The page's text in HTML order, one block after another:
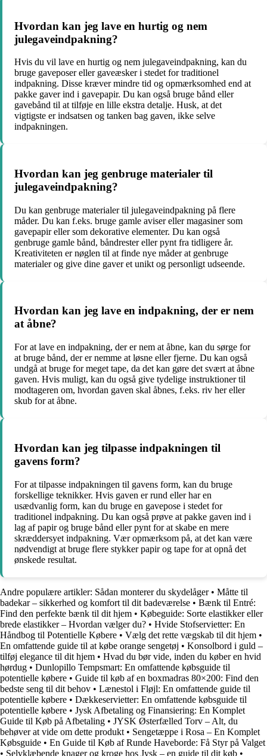
Hvordan kan jeg lave en hurtig og nem
julegaveindpakning?
Hvis du vil lave en hurtig og nem julegaveindpakning, kan du
bruge gaveposer eller gaveæsker i stedet for traditionel
indpakning. Disse kræver mindre tid og opmærksomhed end at
pakke gaver ind i gavepapir. Du kan også bruge bånd eller
gavebånd til at tilføje en lille ekstra detalje. Husk, at det
vigtigste er indsatsen og tanken bag gaven, ikke selve
indpakningen.
Hvordan kan jeg genbruge materialer til
julegaveindpakning?
Du kan genbruge materialer til julegaveindpakning på flere
måder. Du kan f.eks. bruge gamle aviser eller magasiner som
gavepapir eller som dekorative elementer. Du kan også
genbruge gamle bånd, båndrester eller pynt fra tidligere år.
Kreativiteten er nøglen til at finde nye måder at genbruge
materialer og give dine gaver et unikt og personligt udseende.
Hvordan kan jeg lave en indpakning, der er nem
at åbne?
For at lave en indpakning, der er nem at åbne, kan du sørge for
at bruge bånd, der er nemme at løsne eller fjerne. Du kan også
undgå at bruge for meget tape, da det kan gøre det svært at åbne
gaven. Hvis muligt, kan du også give tydelige instruktioner til
modtageren om, hvordan gaven skal åbnes, f.eks. riv her eller
skub for at åbne.
Hvordan kan jeg tilpasse indpakningen til
gavens form?
For at tilpasse indpakningen til gavens form, kan du bruge
forskellige teknikker. Hvis gaven er rund eller har en
usædvanlig form, kan du bruge en gavepose i stedet for
traditionel indpakning. Du kan også prøve at pakke gaven ind i
lag af papir og bruge bånd eller pynt for at skabe en mere
skræddersyet indpakning. Vær opmærksom på, at det kan være
nødvendigt at bruge flere stykker papir og tape for at opnå det
ønskede resultat.
Andre populære artikler: Sådan monterer du skydelåger• Måtte til
badekar – sikkerhed og komfort til dit badeværelse • Bænk til Entré:
Find den perfekte bænk til dit hjem • Købeguide: Sorte elastikker eller
brede elastikker – Hvordan vælger du? • Hvide Stofservietter: En
Håndbog til Potentielle Købere • Vælg det rette vægskab til dit hjem •
En omfattende guide til at købe orange sengetøj • Konsolbord i guld –
tilføj elegance til dit hjem • Hvad du bør vide, inden du køber en hvid
hørdug • Dunlopillo Tempsmart: En omfattende købsguide til
potentielle købere • Guide til køb af en boxmadras 80×200: Find den
bedste seng til dit behov • Lænestol i Fløjl: En omfattende guide til
potentielle købere • Dækkeservietter: En omfattende købsguide til
potentielle købere • Jysk Afbetaling og Finansiering: En Komplet
Guide til Køb på Afbetaling • JYSK Østerfælled Torv – Alt, du
behøver at vide om dette produkt • Sengetæppe i Rosa – En Komplet
Købsguide • En Guide til Køb af Runde Haveborde: Få Styr på Valget
• Selvklæbende knager og kroge hos Jysk – en guide til dit køb •